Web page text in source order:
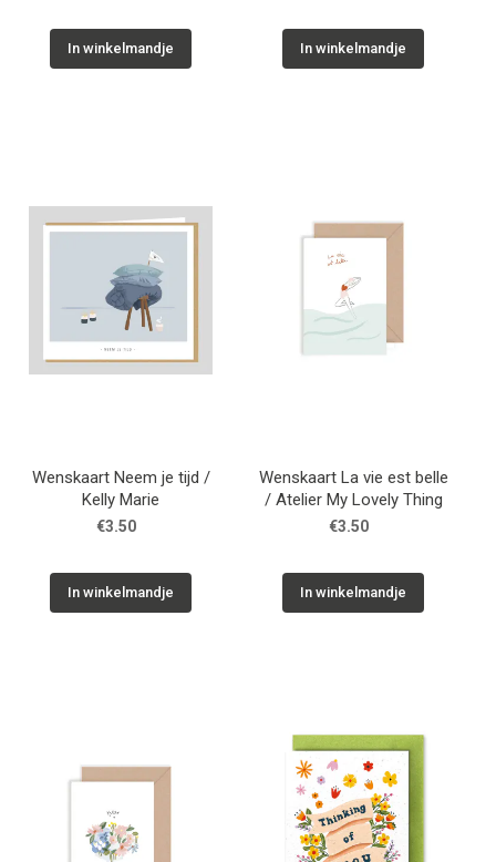
In winkelmandje In winkelmandje
Wenskaart Neem je tijd /
Kelly Marie
€3.50
In winkelmandje
Wenskaart La vie est belle
/ Atelier My Lovely Thing
€3.50
In winkelmandje